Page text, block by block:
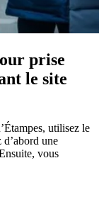
prise
le site
utilisez le
une
vous